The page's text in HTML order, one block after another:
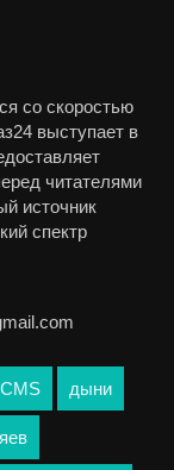
со скоростью
выступает в
читателями
источник
спектр
дыни